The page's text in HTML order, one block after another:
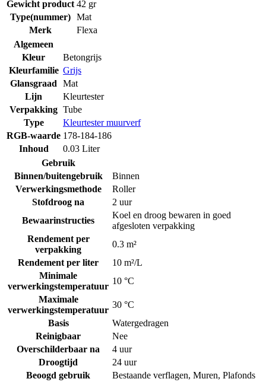
Gewicht product 42 gr
Type(nummer) Mat
Merk
Flexa
Algemeen
Kleur
Betongrijs
Kleurfamilie Grijs
Glansgraad
Mat
Lijn
Kleurtester
Verpakking Tube
Type
Kleurtester muurverf
RGB-waarde 178-184-186
Inhoud
0.03 Liter
Gebruik
Binnen/buitengebruik
Binnen
Verwerkingsmethode
Roller
Stofdroog na
2 uur
Bewaarinstructies
Koel en droog bewaren in goed
afgesloten verpakking
Rendement per
verpakking
0.3 m²
Rendement per liter
10 m²/L
Minimale
verwerkingstemperatuur
10 °C
Maximale
verwerkingstemperatuur
30 °C
Basis
Watergedragen
Reinigbaar
Nee
Overschilderbaar na
4 uur
Droogtijd
24 uur
Beoogd gebruik
Bestaande verflagen, Muren, Plafonds